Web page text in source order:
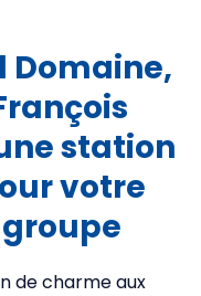
Domaine,
station
votre
de charme aux